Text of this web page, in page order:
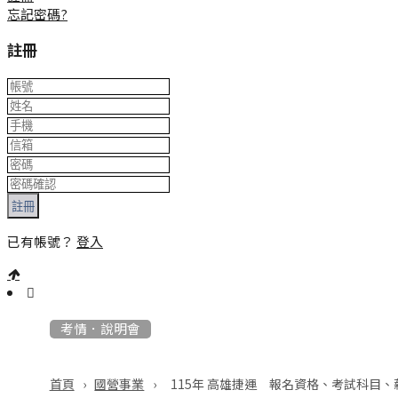
忘記密碼?
註冊
註冊
已有帳號？ 登入
::: 考情．說明會
首頁 › 國營事業 › 115年 高雄捷運 報名資格、考試科目、